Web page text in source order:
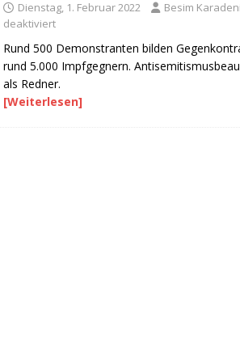
Dienstag, 1. Februar 2022 Besim
deaktiviert
Rund 500 Demonstranten bilden
rund 5.000 Impfgegnern.
als Redner.
[Weiterlesen]